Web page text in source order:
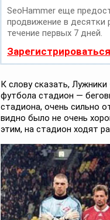
SeoHammer еще
продвижение в десятки
течение первых 7 дней.
К слову сказать,
футбола стадион —
стадиона, очень сильно
видно было не очень
этим, на стадион ходят